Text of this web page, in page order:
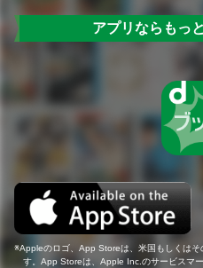
アプリならもっ
Appleのロゴ、App Storeは、米国もしくは
す。App Storeは、Apple Inc.のサービスマー